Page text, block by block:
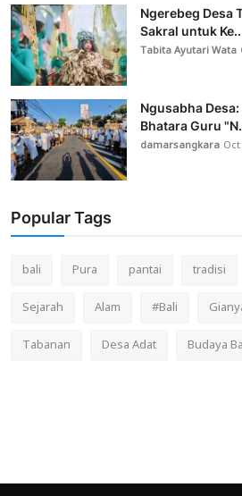
Ngerebeg Desa
Sakral untuk
Tabita Ayutari Wata
Ngusabha
Bhatara Guru
damarsangkara
Popular Tags
bali Pura pantai tradisi
Sejarah
Alam #Bali
Tabanan
Desa Adat Budaya